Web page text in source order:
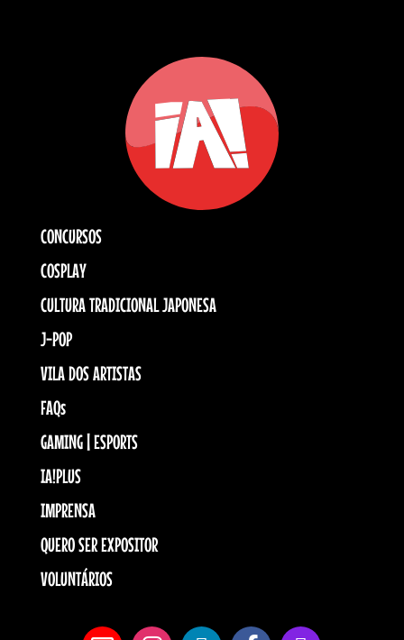
CONCURSOS
COSPLAY
CULTURA TRADICIONAL JAPONESA
J-POP
VILA DOS ARTISTAS
FAQs
GAMING | ESPORTS
IA!PLUS
IMPRENSA
QUERO SER EXPOSITOR
VOLUNTÁRIOS